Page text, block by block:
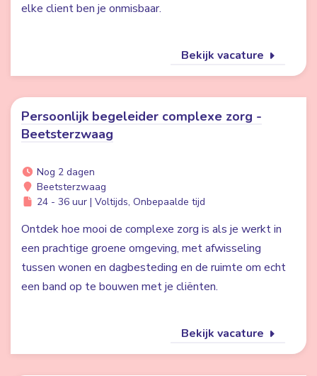
elke client ben je onmisbaar.
Bekijk vacature
Persoonlijk begeleider complexe zorg -
Beetsterzwaag
Nog 2 dagen
Beetsterzwaag
24 - 36 uur | Voltijds, Onbepaalde tijd
Ontdek hoe mooi de complexe zorg is als je werkt in
een prachtige groene omgeving, met afwisseling
tussen wonen en dagbesteding en de ruimte om echt
een band op te bouwen met je cliënten.
Bekijk vacature